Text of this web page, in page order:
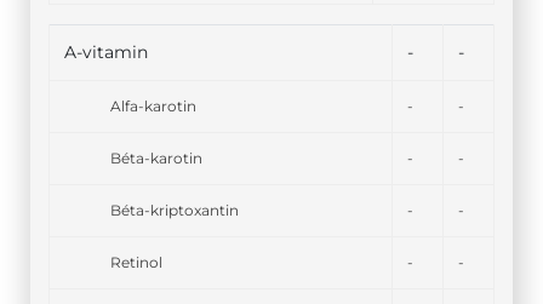
A-vitamin - -
Alfa-karotin - -
Béta-karotin - -
Béta-kriptoxantin - -
Retinol - -